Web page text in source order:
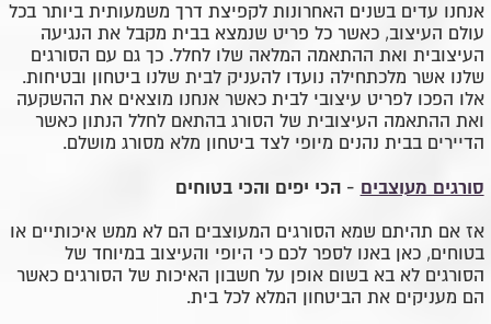
אנחנו עדים בשנים האחרונות לקפיצת דרך משמעותית ביותר בכל
עולם העיצוב, כאשר כל פריט שנמצא בבית מקבל את הנגיעה
העיצובית ואת ההתאמה המלאה שלו לחלל. כך גם עם הסורגים
שלנו אשר מלכתחילה נועדו להעניק לבית שלנו ביטחון ובטיחות.
אלו הפכו לפריט עיצובי לבית כאשר אנחנו מוצאים את ההשקעה
ואת ההתאמה העיצובית של הסורג בהתאם לחלל הנתון כאשר
הדיירים בבית נהנים מיופי לצד ביטחון מלא מסורג מושלם.
סורגים מעוצבים - הכי יפים והכי בטוחים
אז אם תהיתם שמא הסורגים המעוצבים הם לא ממש איכותיים או
בטוחים, כאן באנו לספר לכם כי היופי והעיצוב במיוחד של
הסורגים לא בא בשום אופן על חשבון האיכות של הסורגים כאשר
הם מעניקים את הביטחון המלא לכל בית.